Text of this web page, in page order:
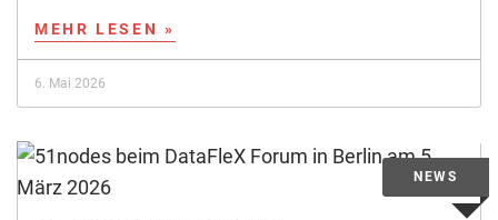
MEHR LESEN »
6. Mai 2026